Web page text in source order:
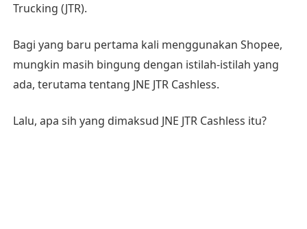
Trucking (JTR).
Bagi yang baru pertama kali menggunakan Shopee,
mungkin masih bingung dengan istilah-istilah yang
ada, terutama tentang JNE JTR Cashless.
Lalu, apa sih yang dimaksud JNE JTR Cashless itu?